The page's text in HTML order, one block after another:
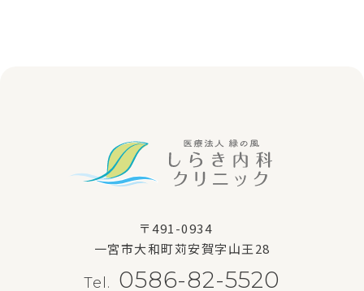
〒491-0934
一宮市大和町苅安賀字山王28
Tel. 0586-82-5520